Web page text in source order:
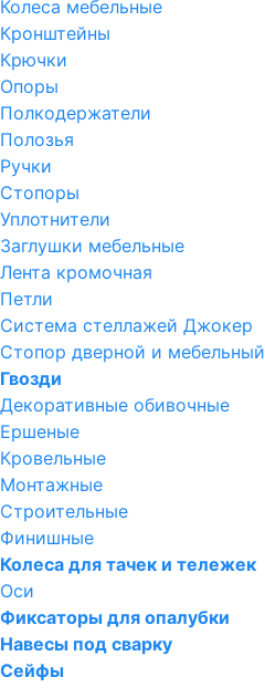
Колеса мебельные
Кронштейны
Крючки
Опоры
Полкодержатели
Полозья
Ручки
Стопоры
Уплотнители
Заглушки мебельные
Лента кромочная
Петли
Система стеллажей Джокер
Стопор дверной и мебельный
Гвозди
Декоративные обивочные
Ершеные
Кровельные
Монтажные
Строительные
Финишные
Колеса для тачек и тележек
Оси
Фиксаторы для опалубки
Навесы под сварку
Сейфы